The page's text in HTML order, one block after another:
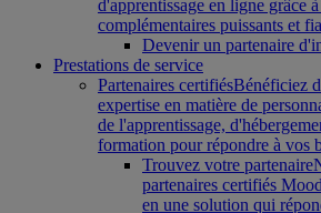
d'apprentissage en ligne grâce
complémentaires puissants et
Devenir un partenaire
Prestations de service
Partenaires certifiésBénéficiez
expertise en matière de
de l'apprentissage,
formation pour répondre à vos
Trouvez votre partenaire
partenaires certifiés
en une solution qui